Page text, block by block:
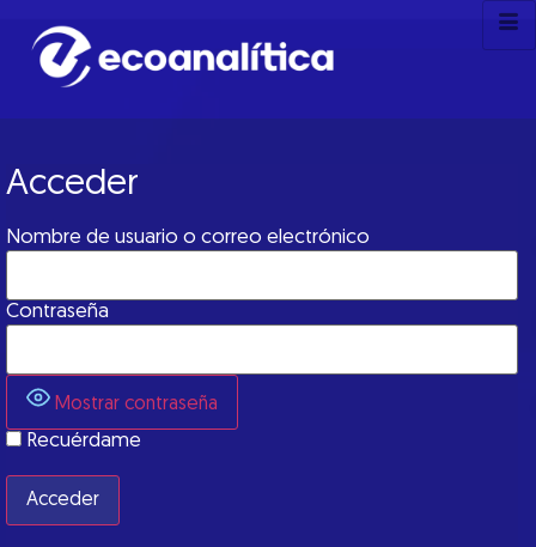
Acceder
Nombre de usuario o correo electrónico
Contraseña
Mostrar contraseña
Recuérdame